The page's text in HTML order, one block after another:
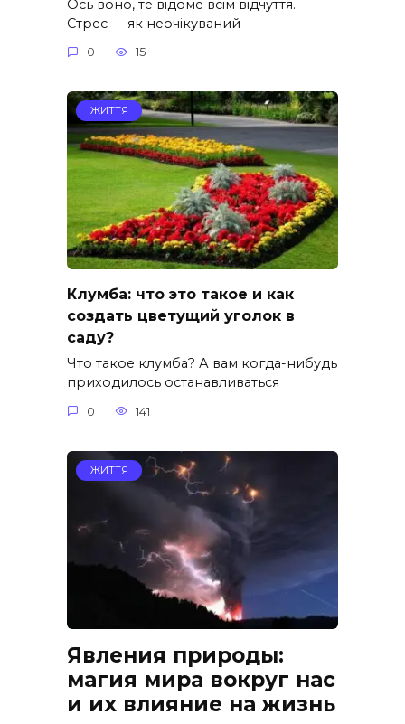
Ось воно, те відоме всім відчуття.
Стрес — як неочікуваний
0 15
ЖИТТЯ
Клумба: что это такое и как
создать цветущий уголок в
саду?
Что такое клумба? А вам когда-нибудь
приходилось останавливаться
0 141
ЖИТТЯ
Явления природы:
магия мира вокруг нас
и их влияние на жизнь